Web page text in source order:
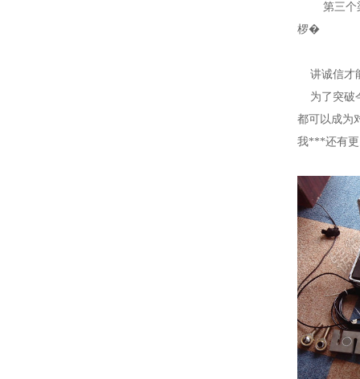
第三个渠
椤�
讲诚信才
为了突破
都可以成为
我***还有